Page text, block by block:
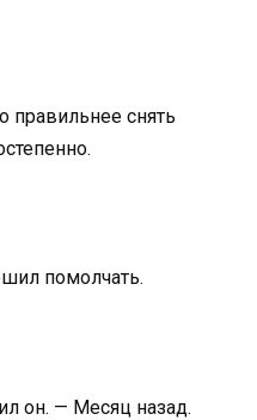
правильнее снять
помолчать.
он. — Месяц назад.